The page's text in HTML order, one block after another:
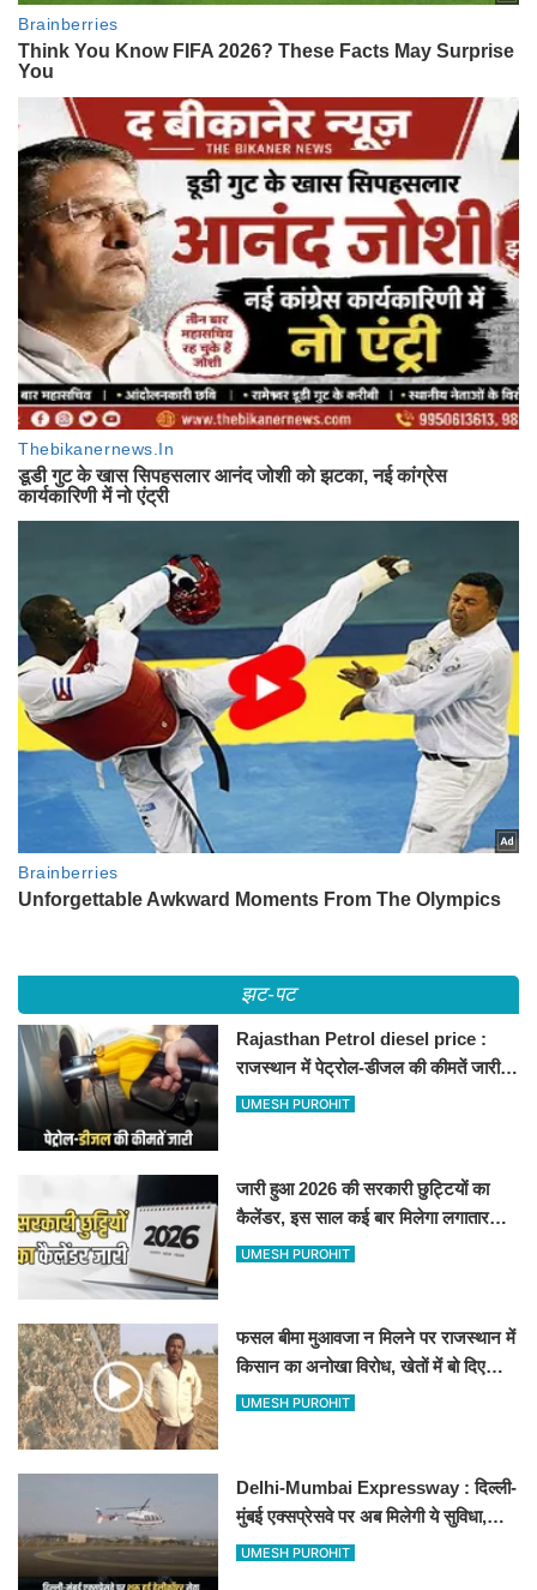
झट-पट
Rajasthan Petrol diesel price :
राजस्थान में पेट्रोल-डीजल की कीमतें जारी,
जानिए बीकानेर समेत पुरे प्रदेश में नए रेट
UMESH PUROHIT
जारी हुआ 2026 की सरकारी छुट्टियों का
कैलेंडर, इस साल कई बार मिलेगा लगातार
अवकाश, देखें
UMESH PUROHIT
फसल बीमा मुआवजा न मिलने पर राजस्थान में
किसान का अनोखा विरोध, खेतों में बो दिए
500-500 रुपए के नोट, वीडियो वायरल
UMESH PUROHIT
Delhi-Mumbai Expressway : दिल्ली-
मुंबई एक्सप्रेसवे पर अब मिलेगी ये सुविधा,
हेलीकॉप्टर सर्विस से तुरंत घायल पहुंचेगा
UMESH PUROHIT